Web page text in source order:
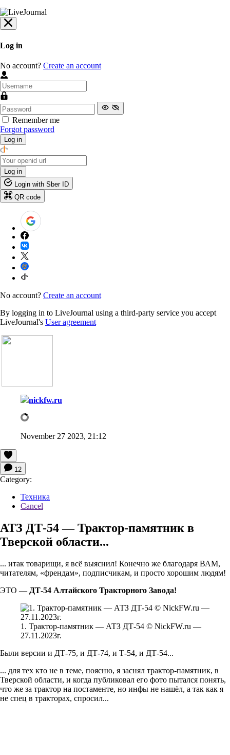
Log in
No account? Create an account
Remember me
Forgot password
Log in
Log in
Login with Sber ID
QR code
No account? Create an account
By logging in to LiveJournal using a third-party service you accept
LiveJournal's User agreement
nickfw.ru
November 27 2023, 21:12
12
Category:
Техника
Cancel
АТЗ ДТ-54 — Трактор-памятник в
Тверской области...
... итак товарищи, я всё выяснил! Конечно же благодаря ВАМ,
читателям, «френдам», подписчикам, и просто хорошим людям!
ЭТО — ДТ-54 Алтайского Тракторного Завода!
1. Трактор-памятник — АТЗ ДТ-54 © NickFW.ru —
27.11.2023г.
Были версии и ДТ-75, и ДТ-74, и Т-54, и ДТ-54...
... для тех кто не в теме, поясню, я заснял трактор-памятник, в
Тверской области, и когда публиковал его фото пытался понять,
что же за трактор на постаменте, но инфы не нашёл, а так как я
не спец в тракторах, спросил...